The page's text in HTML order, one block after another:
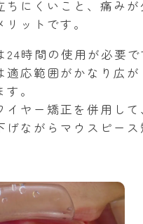
ちにくいこと、痛み
ットです。
24時間の使用が必要
適応範囲がかなり広
。
イヤー矯正を併用し
げながらマウスピー